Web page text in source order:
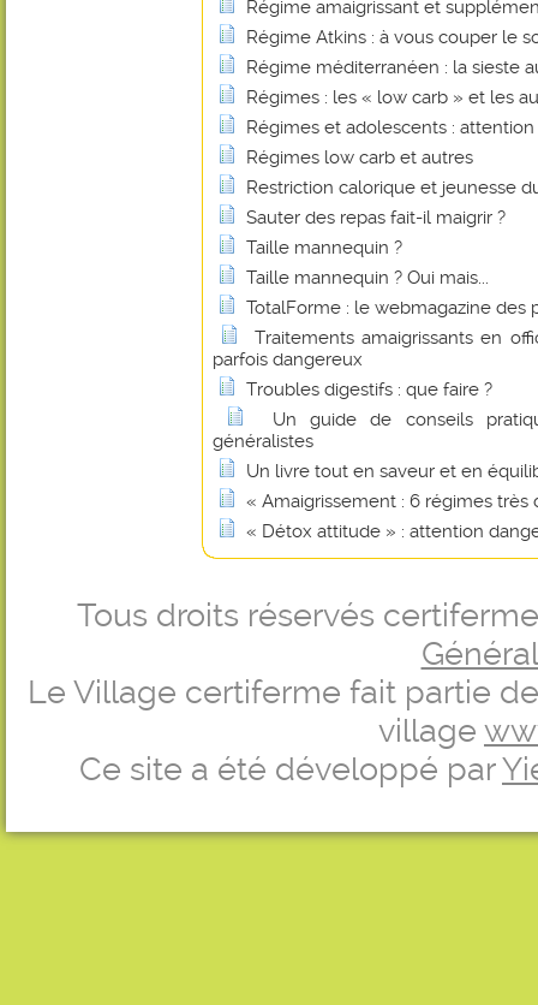
Régime amaigrissant et
Régime Atkins : à vous couper le
Régime méditerranéen : la sieste
Régimes : les « low carb » et les
Régimes et adolescents :
Régimes low carb et autres
Restriction calorique et jeunesse
Sauter des repas fait-il maigrir ?
Taille mannequin ?
Taille mannequin ? Oui mais...
TotalForme : le webmagazine des
Traitements amaigrissants en
parfois dangereux
Troubles digestifs : que faire ?
Un guide de conseils
généralistes
Un livre tout en saveur et en
« Amaigrissement : 6 régimes très
« Détox attitude » : attention
Tous droits réservés
Le Village certiferme fait partie
village
Ce site a été développé par